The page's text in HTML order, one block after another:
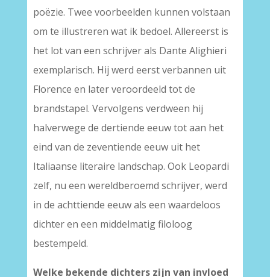
poëzie. Twee voorbeelden kunnen volstaan
om te illustreren wat ik bedoel. Allereerst is
het lot van een schrijver als Dante Alighieri
exemplarisch. Hij werd eerst verbannen uit
Florence en later veroordeeld tot de
brandstapel. Vervolgens verdween hij
halverwege de dertiende eeuw tot aan het
eind van de zeventiende eeuw uit het
Italiaanse literaire landschap. Ook Leopardi
zelf, nu een wereldberoemd schrijver, werd
in de achttiende eeuw als een waardeloos
dichter en een middelmatig filoloog
bestempeld.
Welke bekende dichters zijn van invloed